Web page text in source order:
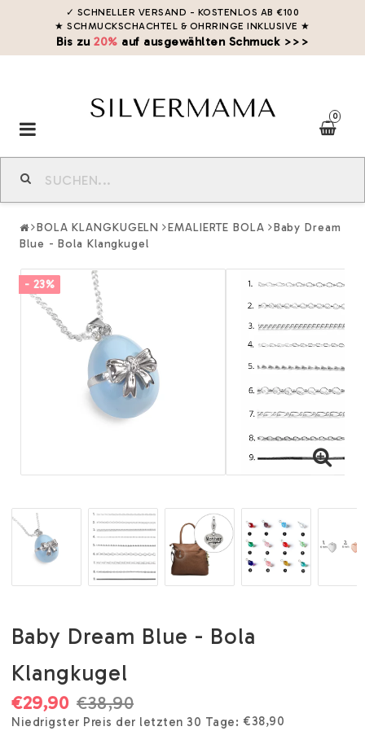
✓ SCHNELLER VERSAND - KOSTENLOS AB €100
★ SCHMUCKSCHACHTEL & OHRRINGE INKLUSIVE ★
Bis zu20% auf ausgewählten Schmuck >>>
0
Toggle
navigation
BOLA KLANGKUGELN EMALIERTE BOLA
Baby Dream
Blue - Bola Klangkugel
- 23%
Baby Dream Blue - Bola
Klangkugel
€38,90
€29,90
Niedrigster Preis der letzten 30 Tage €38,90